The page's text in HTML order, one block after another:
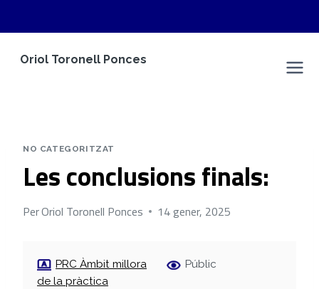
Oriol Toronell Ponces
NO CATEGORITZAT
Les conclusions finals:
PerOriol Toronell Ponces 14 gener, 2025
PRC Àmbit millora
de la pràctica
Públic